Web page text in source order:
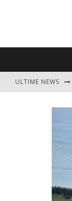
ULTIME NEWS